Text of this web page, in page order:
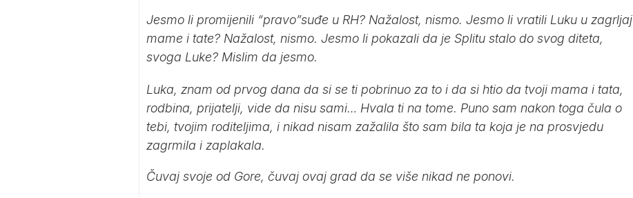
Jesmo li promijenili “pravo”suđe u RH? Nažalost, nismo. Jesmo li vratili Luku u zagrljaj
mame i tate? Nažalost, nismo. Jesmo li pokazali da je Splitu stalo do svog diteta,
svoga Luke? Mislim da jesmo.
Luka, znam od prvog dana da si se ti pobrinuo za to i da si htio da tvoji mama i tata,
rodbina, prijatelji, vide da nisu sami… Hvala ti na tome. Puno sam nakon toga čula o
tebi, tvojim roditeljima, i nikad nisam zažalila što sam bila ta koja je na prosvjedu
zagrmila i zaplakala.
Čuvaj svoje od Gore, čuvaj ovaj grad da se više nikad ne ponovi.